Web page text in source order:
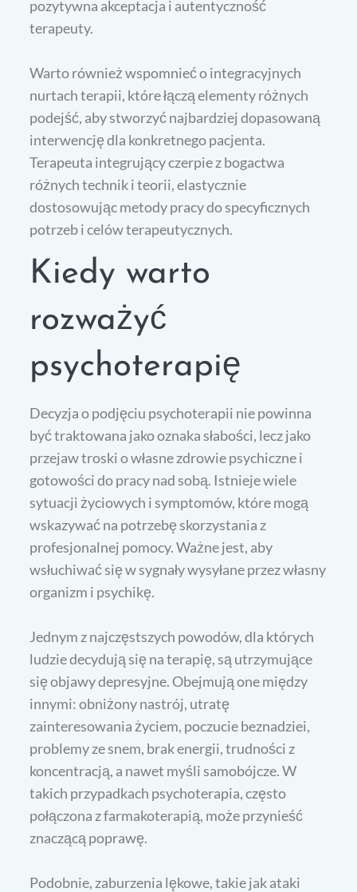
pozytywna akceptacja i autentyczność
terapeuty.
Warto również wspomnieć o integracyjnych
nurtach terapii, które łączą elementy różnych
podejść, aby stworzyć najbardziej dopasowaną
interwencję dla konkretnego pacjenta.
Terapeuta integrujący czerpie z bogactwa
różnych technik i teorii, elastycznie
dostosowując metody pracy do specyficznych
potrzeb i celów terapeutycznych.
Kiedy warto
rozważyć
psychoterapię
Decyzja o podjęciu psychoterapii nie powinna
być traktowana jako oznaka słabości, lecz jako
przejaw troski o własne zdrowie psychiczne i
gotowości do pracy nad sobą. Istnieje wiele
sytuacji życiowych i symptomów, które mogą
wskazywać na potrzebę skorzystania z
profesjonalnej pomocy. Ważne jest, aby
wsłuchiwać się w sygnały wysyłane przez własny
organizm i psychikę.
Jednym z najczęstszych powodów, dla których
ludzie decydują się na terapię, są utrzymujące
się objawy depresyjne. Obejmują one między
innymi: obniżony nastrój, utratę
zainteresowania życiem, poczucie beznadziei,
problemy ze snem, brak energii, trudności z
koncentracją, a nawet myśli samobójcze. W
takich przypadkach psychoterapia, często
połączona z farmakoterapią, może przynieść
znaczącą poprawę.
Podobnie, zaburzenia lękowe, takie jak ataki